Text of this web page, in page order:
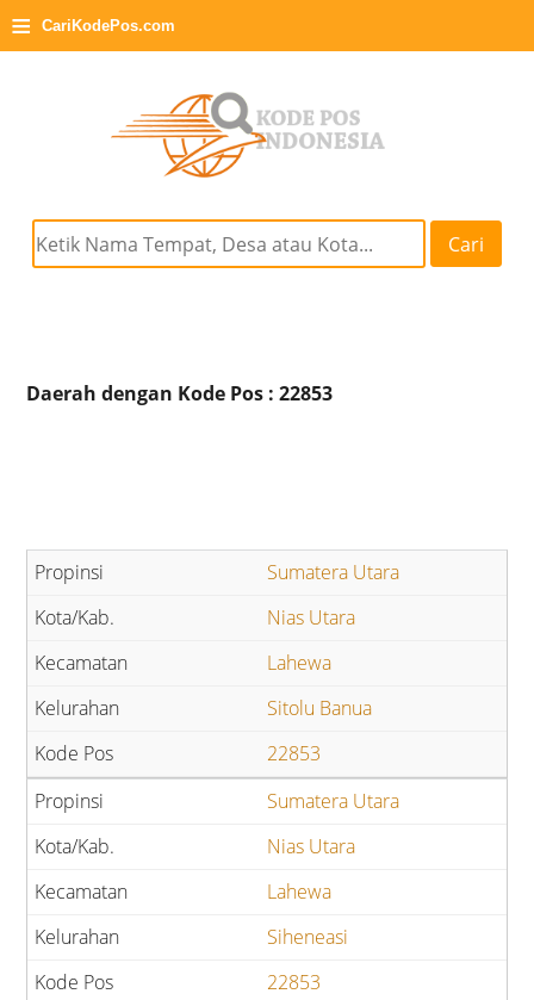
≡ CariKodePos.com
Cari
Daerah dengan Kode Pos : 22853
Sumatera Utara
Nias Utara
Lahewa
Sitolu Banua
22853
Sumatera Utara
Nias Utara
Lahewa
Siheneasi
22853